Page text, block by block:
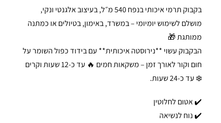
בקבוק תרמי איכותי בנפח 540 מ״ל, בעיצוב אלגנטי ונקי,
מושלם לשימוש יומיומי – במשרד, באימון, בטיולים או כמתנה
ממותגת 🎁
הבקבוק עשוי **נירוסטה איכותית** עם בידוד כפול השומר על
חום וקור לאורך זמן – משקאות חמים 🔥 עד כ-12 שעות וקרים
❄️ עד כ-24 שעות.
✔️ אטום לחלוטין
✔️ נוח לנשיאה